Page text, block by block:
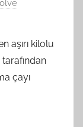
aşırı kilolu
çayı